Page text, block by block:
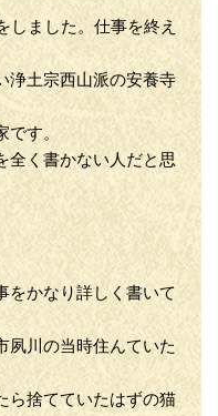
しました。仕事を終え
浄土宗西山派の安養寺
す。
全く書かない人だと思
をかなり詳しく書いて
夙川の当時住んていた
ら捨てていたはずの猫